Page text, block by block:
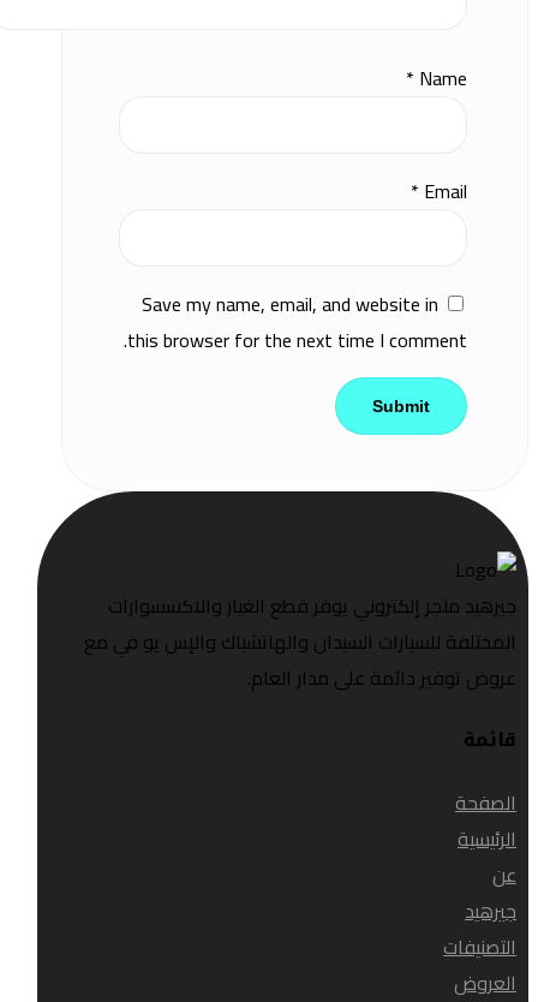
Name
*
Email
*
Save my name, email, and website in
this browser for the next time I comment.
جيرهيد متجر إلكتروني يوفر قطع الغيار والاكسسوارات
المختلفة للسيارات السيدان والهاتشباك والإس يو في مع
عروض توفير دائمة على مدار العام.
قائمة
الصفحة
الرئيسية
عن
جيرهيد
التصنيفات
العروض